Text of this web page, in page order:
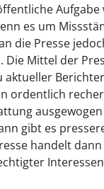
es um
die Presse
Die Mittel der
aktueller
ordentlich
gibt es
handelt